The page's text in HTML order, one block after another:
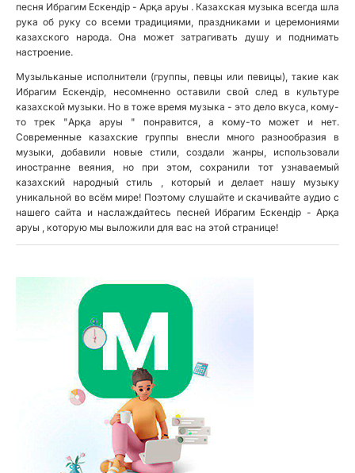
песня Ибрагим Ескендір - Арқа аруы . Казахская музыка всегда шла
рука об руку со всеми традициями, праздниками и церемониями
казахского народа. Она может затрагивать душу и поднимать
настроение.
Музыльканые исполнители (группы, певцы или певицы), такие как
Ибрагим Ескендір, несомненно оставили свой след в культуре
казахской музыки. Но в тоже время музыка - это дело вкуса, кому-
то трек "Арқа аруы " понравится, а кому-то может и нет.
Современные казахские группы внесли много разнообразия в
музыки, добавили новые стили, создали жанры, использовали
иностранне веяния, но при этом, сохранили тот узнаваемый
казахский народный стиль , который и делает нашу музыку
уникальной во всём мире! Поэтому слушайте и скачивайте аудио с
нашего сайта и наслаждайтесь песней Ибрагим Ескендір - Арқа
аруы , которую мы выложили для вас на этой странице!